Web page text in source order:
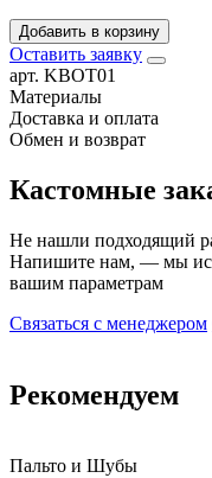
Добавить в корзину
Оставить заявку
арт. KBOT01
Материалы
Доставка и оплата
Обмен и возврат
Кастомные
Не нашли подходящий
Напишите нам, — мы
вашим параметрам
Связаться с менеджером
Рекомендуем
Пальто и Шубы